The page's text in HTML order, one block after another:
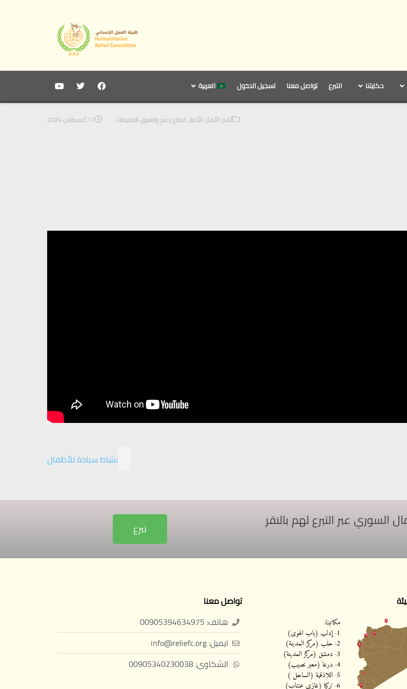
حكايتنا التبرع تواصل معنا تسجيل الدخول العربية
11 أغسطس 2024 أهم الأخبار,الأخبار,قطاع دعم وتنسيق المخيمات
نشاط سباحة للأطفال
عبر التبرع لهم بالنقر
تبرع
تواصل معنا
هاتف: 00905394634975
ايميل: info@reliefc.org
الشكاوى: 00905340230038